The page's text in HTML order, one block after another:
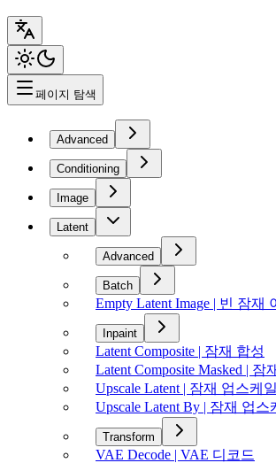
페이지 탐색
Advanced
Conditioning
Image
Latent
Advanced
Batch
Empty Latent Image | 빈 잠재
Inpaint
Latent Composite | 잠재 합성
Latent Composite Masked | 잠
Upscale Latent | 잠재 업스케일
Upscale Latent By | 잠재 업스
Transform
VAE Decode | VAE 디코드